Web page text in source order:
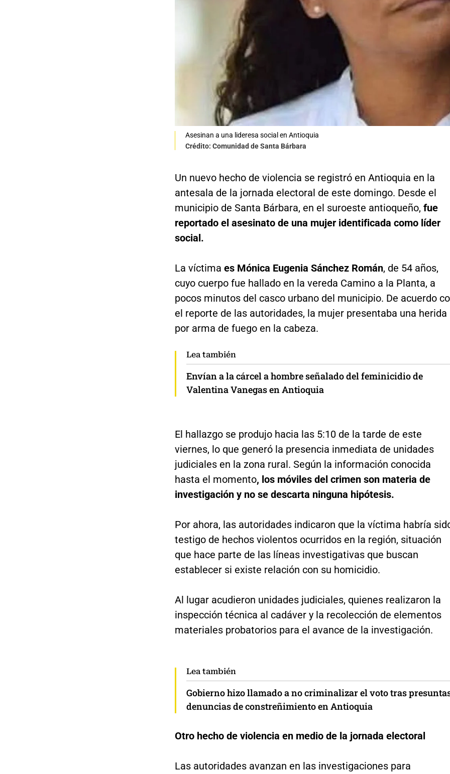
Asesinan a una lideresa social en Antioquia
Crédito: Comunidad de Santa Bárbara
Un nuevo hecho de violencia se registró en Antioquia en la
antesala de la jornada electoral de este domingo. Desde el
municipio de Santa Bárbara, en el suroeste antioqueño, fue
reportado el asesinato de una mujer identificada como líder
social.
La víctima es Mónica Eugenia Sánchez Román, de 54 años,
cuyo cuerpo fue hallado en la vereda Camino a la Planta, a
pocos minutos del casco urbano del municipio. De acuerdo
el reporte de las autoridades, la mujer presentaba una herida
por arma de fuego en la cabeza.
Lea también
Envían a la cárcel a hombre señalado del feminicidio de
Valentina Vanegas en Antioquia
El hallazgo se produjo hacia las 5:10 de la tarde de este
viernes, lo que generó la presencia inmediata de unidades
judiciales en la zona rural. Según la información conocida
hasta el momento, los móviles del crimen son materia de
investigación y no se descarta ninguna hipótesis.
Por ahora, las autoridades indicaron que la víctima habría
testigo de hechos violentos ocurridos en la región, situación
que hace parte de las líneas investigativas que buscan
establecer si existe relación con su homicidio.
Al lugar acudieron unidades judiciales, quienes realizaron la
inspección técnica al cadáver y la recolección de elementos
materiales probatorios para el avance de la investigación.
Lea también
Gobierno hizo llamado a no criminalizar el voto tras
denuncias de constreñimiento en Antioquia
Otro hecho de violencia en medio de la jornada electoral
Las autoridades avanzan en las investigaciones para